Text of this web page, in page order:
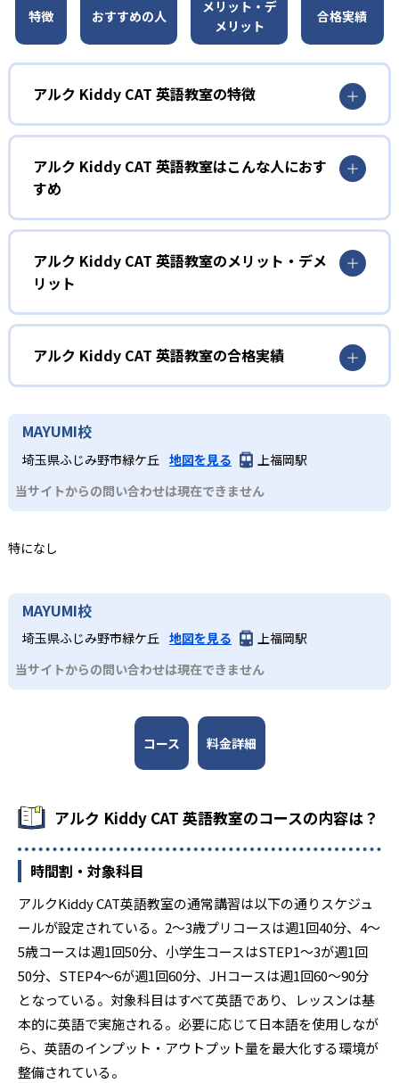
特徴 おすすめの人
メリット・デ
メリット
合格実績
アルク Kiddy CAT 英語教室の特徴
1
オリジナリティあふれるレッスン
レッスンはアルク独自の要素が盛り込まれた、楽しいアク
ティビティで構成される。顧客満足度95%を誇る講師陣の
工夫が行き届いた指導により、子どもたちは飽きることな
く英語に親しみ、自然に発話する力を伸ばす。講師オリジ
ナルの演出や年齢に応じたアレンジを随所に取り入れ、学
習意欲を高める仕掛けが豊富に用意されている。
2歳から中学生までの発達段階に応じたカリキ
ュラム
2～3歳向けのプリコースから中学生コースまで、年齢や発
学児の敏感期に合わせた「よく聞く」→「声に出す」
→「自分のことを話す」の3ステップや、小学生のフォニッ
クス（アルファベットの文字を音声化する方法）指導、中
学生のタスクベース学習（実用的なテーマや課題に取り組
むことで、外国語のコミュニケーション能力を上げる教育
の英語4技能をバランスよく育成する設計となっている。
アルクの50年以上にわたる教材開発のノウハウを結集した
オリジナル教材を使用。DVDやペン型学習ツール、ワーク
総合的にカバーし、実践的な英語運用能力を養成する。教
材は年齢・学年別に最適化されており、家庭学習との連携
もスムーズに行える構成となっている。
アルク Kiddy CAT 英語教室はこんな人におす
すめ
1
2～3歳児（プリコース）
プリコースは2～3歳児を対象とした親子参加型レッスン。
親子で一緒にDVD『アルクのabc』を見ながら英語の歌やア
ニメを体験し、アクティビティやゲームを通じて英語の音
やリズムに親しむ。週1回40分という短時間ながら集中して
学べる仕組みとなっており、親子のコミュニケーションを
深めながら英語感覚を養う。
2
聞く」→「声に出す」→「自分のことを話す」の3ステップ
を通じてセンテンス（1文程度）での表現力を習得。週1回
し、家庭学習も促進する。小学生コースへの橋渡しとなる
小学生～中学生（JHコース）
小学生低学年のSTEP1～3は週1回50分、高学年のSTEP4～
もがまねをしながら英語を話す指導法）を取り入れた会話
力強化を実施。JHコースは中学1～2年生向けに週1回60～
90分で文法定着とタスクベース学習を両立し、コミュニケ
すいカリキュラム構成となっている。
アルク Kiddy CAT 英語教室のメリット・デメ
リット
どんなメリットがある?
アルクKiddy CAT英語教室の最大のメリットは、年齢・発達
段階に応じた豊富なコース体系と独自開発教材により、段
階的かつ総合的に「聞く」「話す」「読む」「書く」の英
語4技能を伸ばせる点である。英語のプロが監修したオリジ
ナル教材や「音が出るペン」、「CLIL」（英語の4技能を高
める教育方法）など多彩な学習ツールを活用し、楽しみな
がら実践的な英語運用力を身につけられる。全国に展開す
る教室網があり、無料体験レッスンや地域に適したサポー
トを受けられる。少人数制グループレッスンで一人ひとり
デメリットとしては、教室によって開講コースやレッスン
時間、月謝や入会金が異なるため、希望するコースが近隣
で受講できない場合がある点である。また、教材費や年間
プランに一定の費用負担が生じるほか、週1回のペースで学
ぶ形式のため、学習量を確保するには家庭での追加学習が
必要なこともある。さらに、グループレッスンのため、個
合には別途オプションを検討する必要がある。
アルク Kiddy CAT 英語教室の合格実績
アルクKiddy CAT英語教室は合格実績を公式サイトで公開し
ていない。
MAYUMI校
埼玉県ふじみ野市緑ケ丘 地図を見る
上福岡駅
当サイトからの問い合わせは現在できません
特になし
MAYUMI校
埼玉県ふじみ野市緑ケ丘 地図を見る
上福岡駅
当サイトからの問い合わせは現在できません
コース 料金詳細
アルク Kiddy CAT 英語教室のコースの内容は？
時間割・対象科目
アルクKiddy CAT英語教室の通常講習は以下の通りスケジュ
ールが設定されている。2～3歳プリコースは週1回40分、4～
5歳コースは週1回50分、小学生コースはSTEP1～3が週1回
50分、STEP4～6が週1回60分、JHコースは週1回60～90分
となっている。対象科目はすべて英語であり、レッスンは基
本的に英語で実施される。必要に応じて日本語を使用しなが
ら、英語のインプット・アウトプット量を最大化する環境が
整備されている。